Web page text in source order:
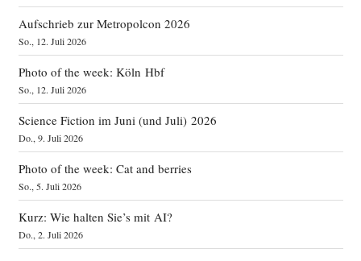
Aufschrieb zur Metropolcon 2026
So., 12. Juli 2026
Photo of the week: Köln Hbf
So., 12. Juli 2026
Science Fiction im Juni (und Juli) 2026
Do., 9. Juli 2026
Photo of the week: Cat and berries
So., 5. Juli 2026
Kurz: Wie halten Sie’s mit AI?
Do., 2. Juli 2026